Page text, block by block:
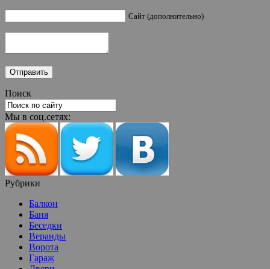
Сайт (дополнительно)
Поиск
Мы в соц.сетях:
Рубрики
Балкон
Баня
Беседки
Веранды
Ворота
Гараж